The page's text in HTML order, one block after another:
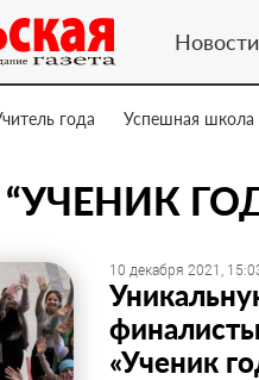
Новости
года Успешная школа
10 декабря 2021,
«Ученик